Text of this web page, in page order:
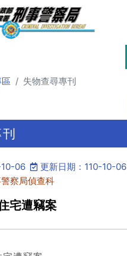
失物查尋專刊
10-06
更新日期：110-10-06
察局偵查科
宅遭竊案